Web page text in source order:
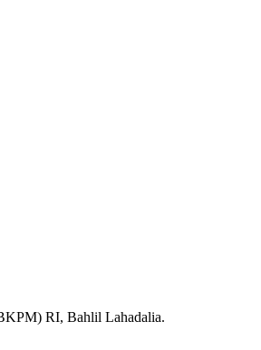
RI, Bahlil Lahadalia.